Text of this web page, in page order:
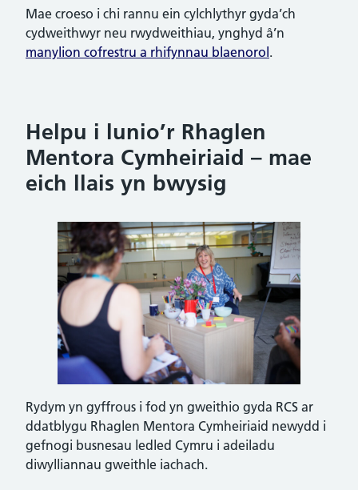
Mae croeso i chi rannu ein cylchlythyr gyda’ch
cydweithwyr neu rwydweithiau, ynghyd â’n
manylion cofrestru a rhifynnau blaenorol .
Helpu i lunio’r Rhaglen
Mentora Cymheiriaid – mae
eich llais yn bwysig
Rydym yn gyffrous i fod yn gweithio gyda RCS ar
ddatblygu Rhaglen Mentora Cymheiriaid newydd i
gefnogi busnesau ledled Cymru i adeiladu
diwylliannau gweithle iachach.